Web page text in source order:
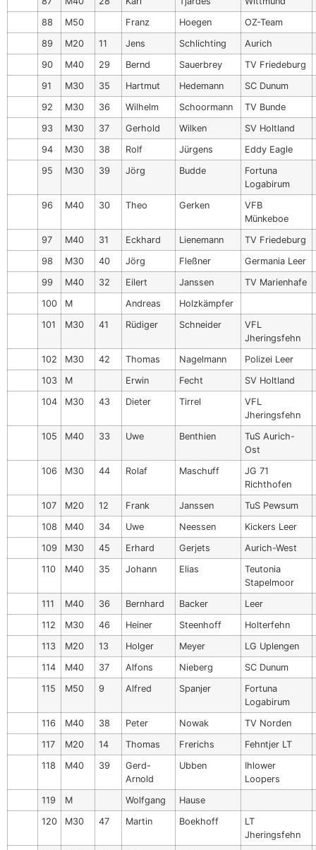
88
M50 Franz Hoegen
OZ-Team
89
M20 11 Jens Schlichting
Aurich
90
M40 29 Bernd Sauerbrey
TV Friedeburg
91
M30 35 Hartmut Hedemann
SC Dunum
92
M30 36 Wilhelm Schoormann
TV Bunde
93
M30 37 Gerhold Wilken
SV Holtland
94
M30 38 Rolf Jürgens
Eddy Eagle
95
M30 39 Jörg Budde
Fortuna
Logabirum
96
M40 30 Theo Gerken
VFB
Münkeboe
97
M40 31 Eckhard Lienemann
TV Friedeburg
98
M30 40 Jörg Fleßner
Germania Leer
99
M40 32 Eilert Janssen
TV Marienhafe
100
M Andreas
Holzkämpfer
101
M30 41 Rüdiger Schneider
VFL
Jheringsfehn
102
M30 42 Thomas Nagelmann
Polizei Leer
103
M Erwin Fecht
SV Holtland
104
M30 43 Dieter Tirrel
VFL
Jheringsfehn
105
M40 33 Uwe Benthien
TuS Aurich-
Ost
106
M30 44 Rolaf Maschuff
JG 71
Richthofen
107
M20 12 Frank Janssen
TuS Pewsum
108
M40 34 Uwe Neessen
Kickers Leer
109
M30 45 Erhard Gerjets
Aurich-West
110
M40 35 Johann Elias
Teutonia
Stapelmoor
111
M40 36 Bernhard Backer
Leer
112
M30 46 Heiner Steenhoff
Holterfehn
113
M20 13 Holger Meyer
LG Uplengen
114
M40 37 Alfons Nieberg
SC Dunum
115
M50 9 Alfred Spanjer
Fortuna
Logabirum
116
M40 38 Peter Nowak
TV Norden
117
M20 14 Thomas Frerichs
Fehntjer LT
118
M40 39
Gerd-
Arnold
Ubben
Ihlower
Loopers
119
M Wolfgang
Hause
120
M30 47 Martin Boekhoff
LT
Jheringsfehn